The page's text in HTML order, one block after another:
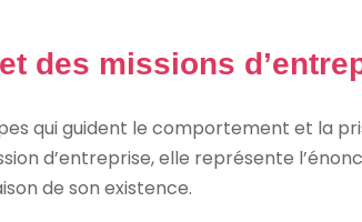
des missions
qui guident le comportement et la
d’entreprise, elle représente
de son existence.